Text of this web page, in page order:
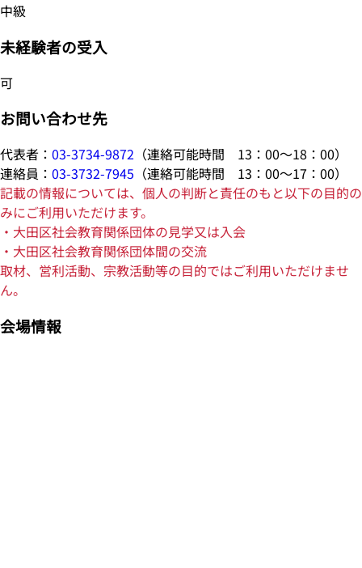
中級
未経験者の受入
可
お問い合わせ先
代表者： 03-3734-9872 （連絡可能時間 13：00～18：00）
連絡員： 03-3732-7945 （連絡可能時間 13：00～17：00）
記載の情報については、個人の判断と責任のもと以下の目的の
みにご利用いただけます。
・大田区社会教育関係団体の見学又は入会
・大田区社会教育関係団体間の交流
取材、営利活動、宗教活動等の目的ではご利用いただけませ
ん。
会場情報